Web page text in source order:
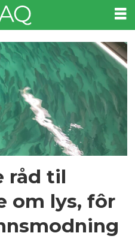
råd til
om lys, fôr